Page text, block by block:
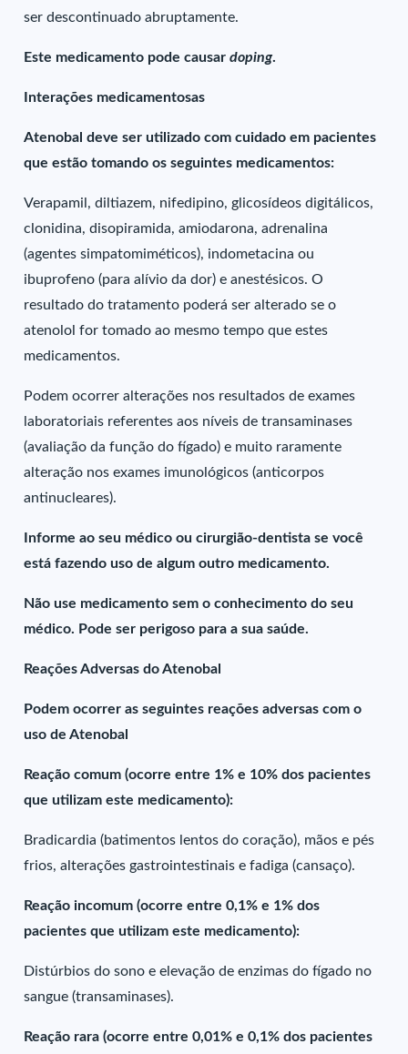
ser descontinuado abruptamente.
Este medicamento pode causardoping.
Interações medicamentosas
Atenobal deve ser utilizado com cuidado em pacientes
que estão tomando os seguintes medicamentos:
Verapamil, diltiazem, nifedipino, glicosídeos digitálicos,
clonidina, disopiramida, amiodarona, adrenalina
(agentes simpatomiméticos), indometacina ou
ibuprofeno (para alívio da dor) e anestésicos. O
resultado do tratamento poderá ser alterado se o
atenolol for tomado ao mesmo tempo que estes
medicamentos.
Podem ocorrer alterações nos resultados de exames
laboratoriais referentes aos níveis de transaminases
(avaliação da função do fígado) e muito raramente
alteração nos exames imunológicos (anticorpos
antinucleares).
Informe ao seu médico ou cirurgião-dentista se você
está fazendo uso de algum outro medicamento.
Não use medicamento sem o conhecimento do seu
médico. Pode ser perigoso para a sua saúde.
Reações Adversas do Atenobal
Podem ocorrer as seguintes reações adversas com o
uso de Atenobal
Reação comum (ocorre entre 1% e 10% dos pacientes
que utilizam este medicamento):
Bradicardia (batimentos lentos do coração), mãos e pés
frios, alterações gastrointestinais e fadiga (cansaço).
Reação incomum (ocorre entre 0,1% e 1% dos
pacientes que utilizam este medicamento):
Distúrbios do sono e elevação de enzimas do fígado no
sangue (transaminases).
Reação rara (ocorre entre 0,01% e 0,1% dos pacientes